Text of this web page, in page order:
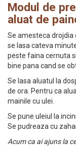
Modul de
aluat de
Se amesteca drojdia
se lasa cateva
peste faina cernuta
bine pana cand se
Se lasa aluatul la
de ora. Pentru ca
mainile cu ulei.
Se pune uleiul la
Se pudreaza cu
Acum ca ai ajuns la